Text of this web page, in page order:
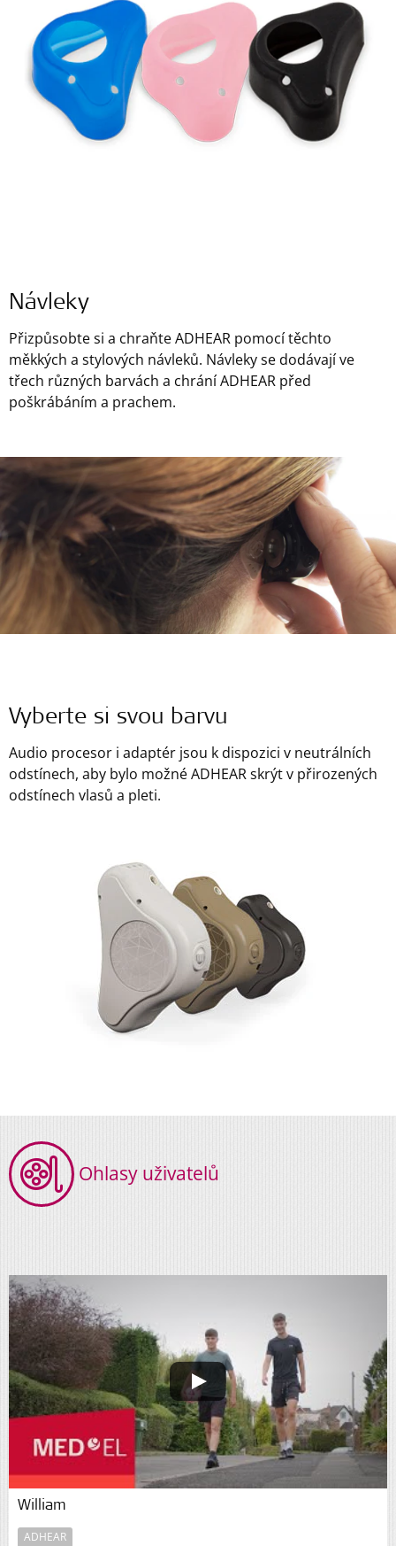
Návleky
Přizpůsobte si a chraňte ADHEAR pomocí těchto
měkkých a stylových návleků. Návleky se dodávají ve
třech různých barvách a chrání ADHEAR před
poškrábáním a prachem.
Vyberte si svou barvu
Audio procesor i adaptér jsou k dispozici v neutrálních
odstínech, aby bylo možné ADHEAR skrýt v přirozených
odstínech vlasů a pleti.
Ohlasy uživatelů
William
ADHEAR